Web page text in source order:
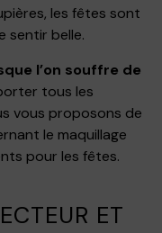
les fêtes sont
sentir belle.
l’on souffre de
tous les
vous proposons de
le maquillage
pour les fêtes.
ET